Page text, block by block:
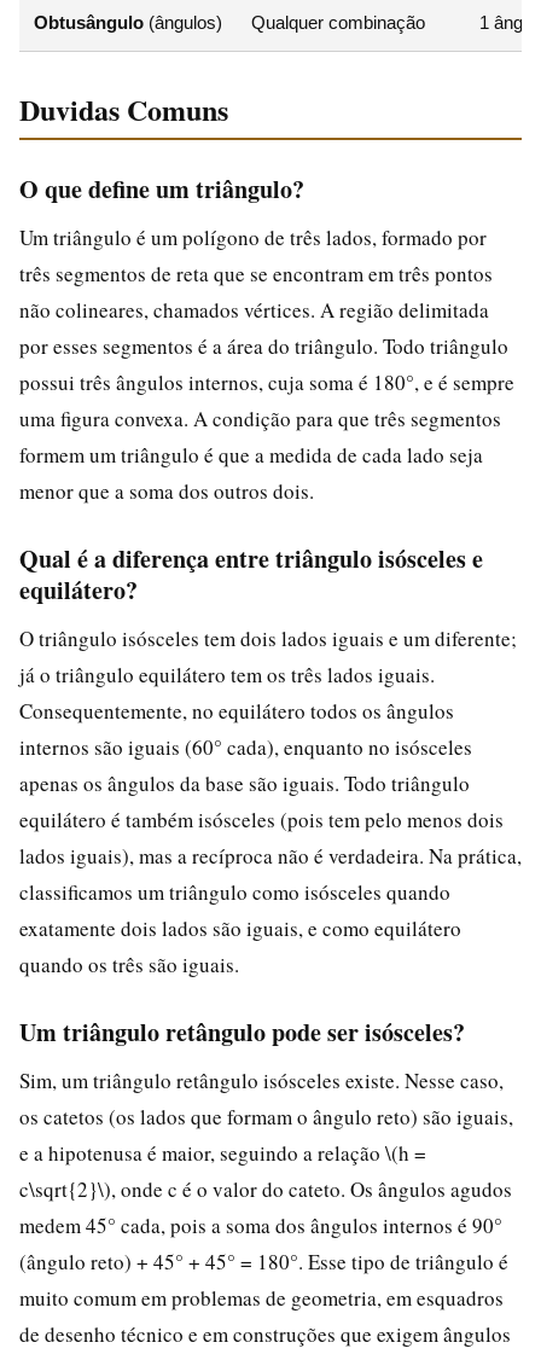
Obtusângulo (ângulos) Qualquer combinação 1
Duvidas Comuns
O que define um triângulo?
Um triângulo é um polígono de três lados, formado por
três segmentos de reta que se encontram em três pontos
não colineares, chamados vértices. A região delimitada
por esses segmentos é a área do triângulo. Todo triângulo
possui três ângulos internos, cuja soma é 180°, e é sempre
uma figura convexa. A condição para que três segmentos
formem um triângulo é que a medida de cada lado seja
menor que a soma dos outros dois.
Qual é a diferença entre triângulo isósceles e
equilátero?
O triângulo isósceles tem dois lados iguais e um diferente;
já o triângulo equilátero tem os três lados iguais.
Consequentemente, no equilátero todos os ângulos
internos são iguais (60° cada), enquanto no isósceles
apenas os ângulos da base são iguais. Todo triângulo
equilátero é também isósceles (pois tem pelo menos dois
lados iguais), mas a recíproca não é verdadeira. Na prática,
classificamos um triângulo como isósceles quando
exatamente dois lados são iguais, e como equilátero
quando os três são iguais.
Um triângulo retângulo pode ser isósceles?
Sim, um triângulo retângulo isósceles existe. Nesse caso,
os catetos (os lados que formam o ângulo reto) são iguais,
e a hipotenusa é maior, seguindo a relação \(h =
c\sqrt{2}\), onde c é o valor do cateto. Os ângulos agudos
medem 45° cada, pois a soma dos ângulos internos é 90°
(ângulo reto) + 45° + 45° = 180°. Esse tipo de triângulo é
muito comum em problemas de geometria, em esquadros
de desenho técnico e em construções que exigem ângulos